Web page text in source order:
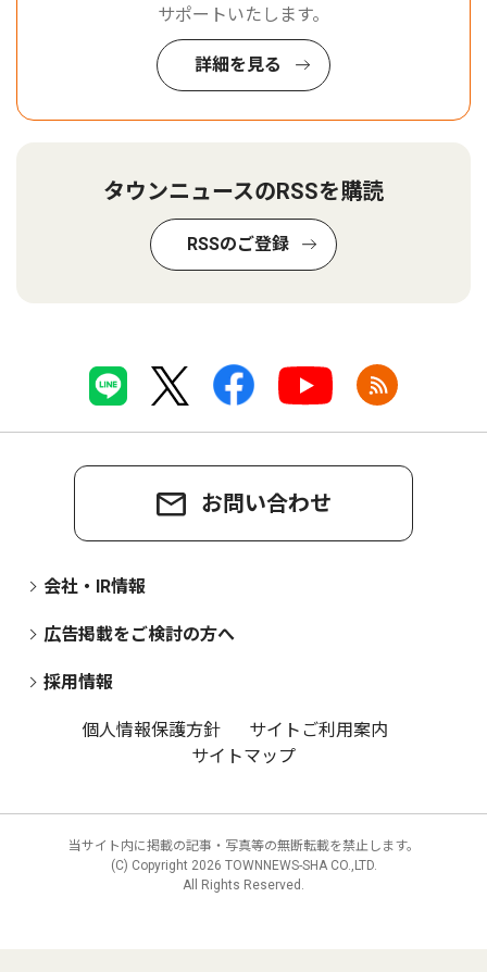
サポートいたします。
詳細を見る
タウンニュースのRSSを購読
RSSのご登録
お問い合わせ
会社・IR情報
広告掲載をご検討の方へ
採用情報
個人情報保護方針
サイトご利用案内
サイトマップ
当サイト内に掲載の記事・写真等の無断転載を禁止します。
(C) Copyright 2026 TOWNNEWS-SHA CO.,LTD.
All Rights Reserved.